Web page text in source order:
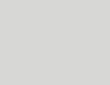
[Mo5] La mini borne